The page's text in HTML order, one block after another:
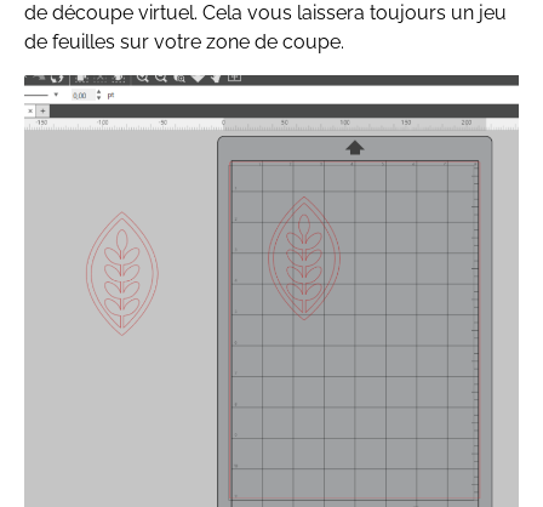
de découpe virtuel. Cela vous laissera toujours un jeu
de feuilles sur votre zone de coupe.